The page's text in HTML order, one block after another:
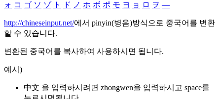
ォ コ ゴ ソ ゾ ト ド ノ ホ ボ ポ モ ヨ ョ ロ ヲ ―
http://chineseinput.net/에서 pinyin(병음)방식으로 중국어를 변환
할 수 있습니다.
변환된 중국어를 복사하여 사용하시면 됩니다.
예시)
中文 을 입력하시려면 zhongwen을 입력하시고 space를